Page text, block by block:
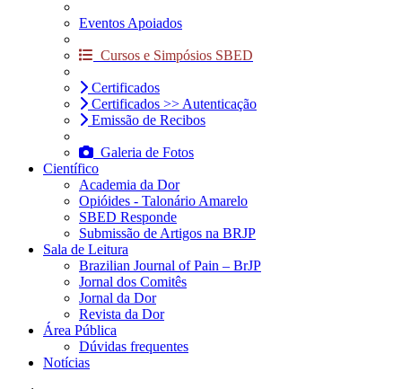
Eventos Apoiados
Cursos e Simpósios SBED
Certificados
Certificados >> Autenticação
Emissão de Recibos
Galeria de Fotos
Científico
Academia da Dor
Opióides - Talonário Amarelo
SBED Responde
Submissão de Artigos na BRJP
Sala de Leitura
Brazilian Journal of Pain – BrJP
Jornal dos Comitês
Jornal da Dor
Revista da Dor
Área Pública
Dúvidas frequentes
Notícias